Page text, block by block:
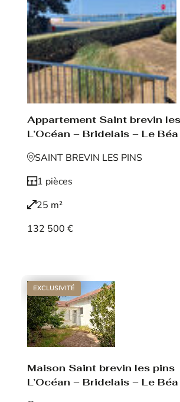
Appartement Saint brevin
L’Océan – Bridelais – Le
SAINT BREVIN LES PINS
1 pièces
25 m²
132 500 €
EXCLUSIVITÉ
Maison Saint brevin les pins
L’Océan – Bridelais – Le